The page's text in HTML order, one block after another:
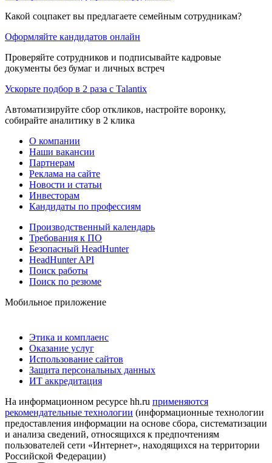
Какой соцпакет вы предлагаете семейным сотрудникам?
Оформляйте кандидатов онлайн
Проверяйте сотрудников и подписывайте кадровые
документы без бумаг и личных встреч
Ускорьте подбор в 2 раза с Talantix
Автоматизируйте сбор откликов, настройте воронку,
собирайте аналитику в 2 клика
О компании
Наши вакансии
Партнерам
Реклама на сайте
Новости и статьи
Инвесторам
Кандидаты по профессиям
Производственный календарь
Требования к ПО
Безопасный HeadHunter
HeadHunter API
Поиск работы
Поиск по резюме
Мобильное приложение
Этика и комплаенс
Оказание услуг
Использование сайтов
Защита персональных данных
ИТ аккредитация
На информационном ресурсе hh.ru применяются
рекомендательные технологии (информационные технологии
предоставления информации на основе сбора, систематизации
и анализа сведений, относящихся к предпочтениям
пользователей сети «Интернет», находящихся на территории
Российской Федерации)